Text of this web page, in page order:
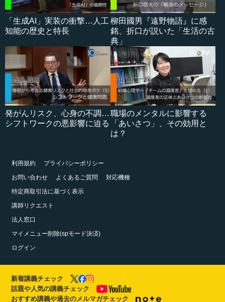
「生成AI」実装の衝撃…人工
知能の歴史と特長
柳田國男『遠野物語』に感
銘、折口が説いた「生活の古
典」
発がんリスク、心身の不調…
シフトワークの悪影響に迫る
職場のメンタルに影響する
「あいさつ」、その効用と
は？
利用規約
プライバシーポリシー
お問い合わせ
よくあるご質問
対応機種
特定商取引法に基づく表示
講師リクエスト
法人窓口
マイメニュー削除(spモード決済)
ログイン
新着講義チェック
話題や人気の講義チェック
おすすめ講義や過去のメルマガチェック